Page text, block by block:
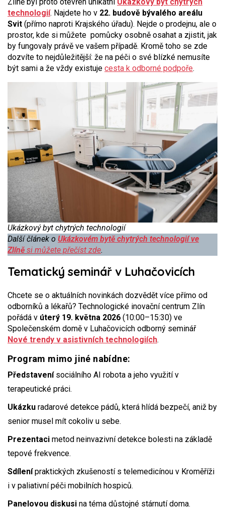
technologií. Najdete ho v 22. budově bývalého areálu
Svit (přímo naproti Krajského úřadu). Nejde o prodejnu, ale o
prostor, kde si můžete pomůcky osobně osahat a zjistit, jak
by fungovaly právě ve vašem případě. Kromě toho se zde
dozvíte to nejdůležitější: že na péči o své blízké nemusíte
být sami a že vždy existuje cesta k odborné podpoře.
Ukázkový byt chytrých technologií
Další článek o Ukázkovém bytě chytrých technologií ve
Zlíně si můžete přečíst zde.
Tematický seminář v Luhačovicích
Chcete se o aktuálních novinkách dozvědět více přímo od
odborníků a lékařů? Technologické inovační centrum Zlín
pořádá v úterý 19. května 2026 (10:00–15:30) ve
Společenském domě v Luhačovicích odborný seminář
Nové trendy v asistivních technologiích.
Program mimo jiné nabídne:
Představenísociálního AI robota a jeho využití v
terapeutické práci.
Ukázku radarové detekce pádů, která hlídá bezpečí, aniž by
senior musel mít cokoliv u sebe.
Prezentaci metod neinvazivní detekce bolesti na základě
tepové frekvence.
Sdílenípraktických zkušeností s telemedicínou v Kroměříži
i v paliativní péči mobilních hospiců.
Panelovou diskusi na téma důstojné stárnutí doma.